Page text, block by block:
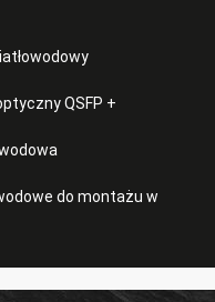
QSFP +
do montażu w